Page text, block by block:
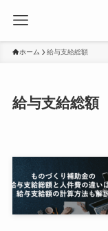
ホーム 給与支給総額
給与支給総額